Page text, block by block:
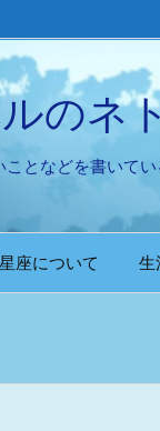
のネ
となどを書いて
星座について 生